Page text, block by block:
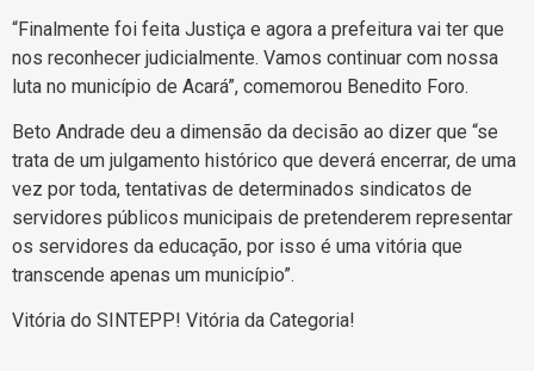
“Finalmente foi feita Justiça e agora a prefeitura vai ter que
nos reconhecer judicialmente. Vamos continuar com nossa
luta no município de Acará”, comemorou Benedito Foro.
Beto Andrade deu a dimensão da decisão ao dizer que “se
trata de um julgamento histórico que deverá encerrar, de uma
vez por toda, tentativas de determinados sindicatos de
servidores públicos municipais de pretenderem representar
os servidores da educação, por isso é uma vitória que
transcende apenas um município”.
Vitória do SINTEPP! Vitória da Categoria!